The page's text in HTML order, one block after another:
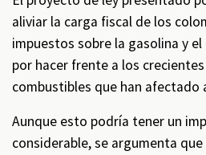
aliviar la carga fiscal de los
impuestos sobre la gasolina y
por hacer frente a los
combustibles que han afectado
Aunque esto podría tener un
considerable, se argumenta